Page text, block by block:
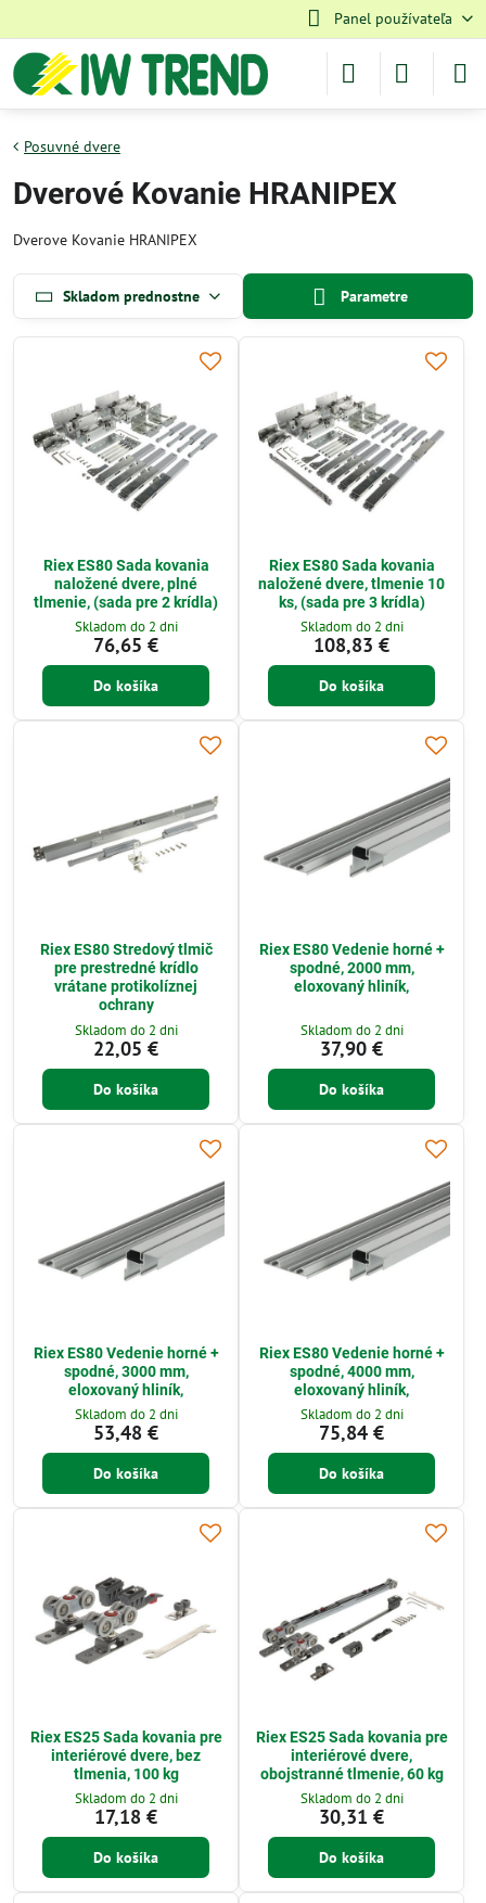
Panel používateľa
Posuvné dvere
Dverové Kovanie HRANIPEX
Dverove Kovanie HRANIPEX
Skladom prednostne Parametre
Riex ES80 Sada kovania
naložené dvere, plné
tlmenie, (sada pre 2 krídla)
Skladom do 2 dni
76,65 €
Do košíka
Riex ES80 Sada kovania
naložené dvere, tlmenie 10
ks, (sada pre 3 krídla)
Skladom do 2 dni
108,83 €
Do košíka
Riex ES80 Stredový tlmič
pre prestredné krídlo
vrátane protikolíznej
ochrany
Skladom do 2 dni
22,05 €
Do košíka
Riex ES80 Vedenie horné +
spodné, 2000 mm,
eloxovaný hliník,
Skladom do 2 dni
37,90 €
Do košíka
Riex ES80 Vedenie horné +
spodné, 3000 mm,
eloxovaný hliník,
Skladom do 2 dni
53,48 €
Do košíka
Riex ES80 Vedenie horné +
spodné, 4000 mm,
eloxovaný hliník,
Skladom do 2 dni
75,84 €
Do košíka
Riex ES25 Sada kovania pre
interiérové dvere, bez
tlmenia, 100 kg
Skladom do 2 dni
17,18 €
Do košíka
Riex ES25 Sada kovania pre
interiérové dvere,
obojstranné tlmenie, 60 kg
Skladom do 2 dni
30,31 €
Do košíka